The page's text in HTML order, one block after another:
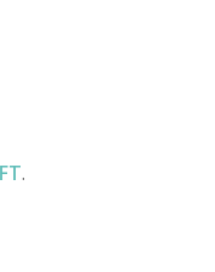
.